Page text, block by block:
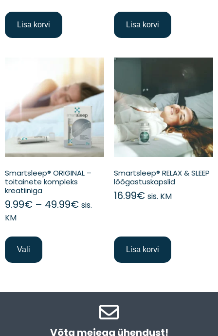
Lisa korvi Lisa korvi
Smartsleep® ORIGINAL –
toitainete kompleks
kreatiiniga
9.99€ – 49.99€ sis.
KM
Vali
Smartsleep® RELAX & SLEEP
lõõgastuskapslid
16.99€ sis. KM
Lisa korvi
Võta meiega ühendust!​